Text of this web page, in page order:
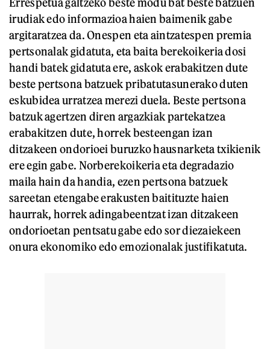
irudiak edo informazioa haien baimenik gabe
argitaratzea da. Onespen eta aintzatespen premia
pertsonalak gidatuta, eta baita berekoikeria dosi
handi batek gidatuta ere, askok erabakitzen dute
beste pertsona batzuek pribatutasunerako duten
eskubidea urratzea merezi duela. Beste pertsona
batzuk agertzen diren argazkiak partekatzea
erabakitzen dute, horrek besteengan izan
ditzakeen ondorioei buruzko hausnarketa txikienik
ere egin gabe. Norberekoikeria eta degradazio
maila hain da handia, ezen pertsona batzuek
sareetan etengabe erakusten baitituzte haien
haurrak, horrek adingabeentzat izan ditzakeen
ondorioetan pentsatu gabe edo sor diezaiekeen
onura ekonomiko edo emozionalak justifikatuta.